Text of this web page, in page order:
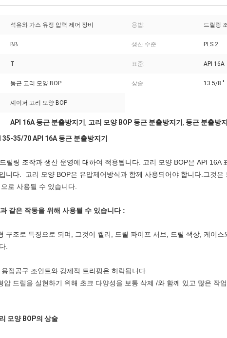
석유와 가스 유정 압력 제어 장비 용법: 드릴링
BB 생산 수준: PLS 2
T 표준: API 16A
둥근 고리 모양 BOP 상술: 13 5/8 "
셰이퍼 고리 모양 BOP
API 16A 둥근 분출방지기 , 고리 모양 BOP 둥근 분출방지기 , 둥근 분출방지
35-35/70 API 16A 둥근 분출방지기
릴링 조작과 생산 운영에 대하여 적용됩니다. 고리 모양 BOP은 API 16A
니다. 고리 모양 BOP은 유압제어방식과 함께 사용되어야 합니다.그것은
로 사용될 수 있습니다.
같은 작동을 위해 사용될 수 있습니다 :
구조로 특징으로 되며, 그것이 켈리, 드릴 파이프 서브, 드릴 색상, 케이스
.
접공구 조인트와 강제적 트리핑은 허락됩니다.
압 드릴을 실현하기 위해 초크 다양성을 보통 삭제 /와 함께 있고 많은 작
모양 BOP의 상술